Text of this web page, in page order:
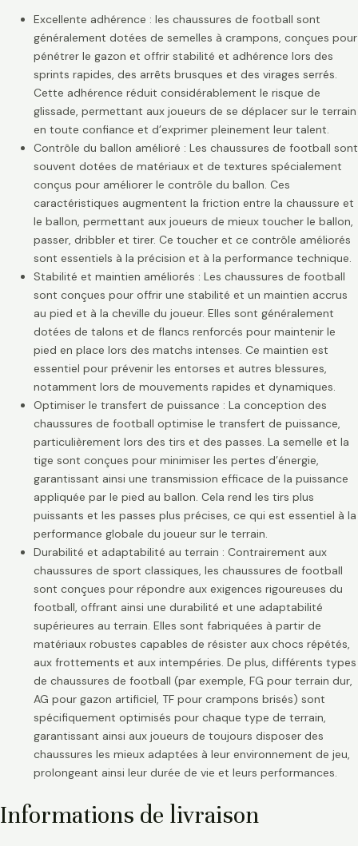
Excellente adhérence : les chaussures de football sont
généralement dotées de semelles à crampons, conçues pour
pénétrer le gazon et offrir stabilité et adhérence lors des
sprints rapides, des arrêts brusques et des virages serrés.
Cette adhérence réduit considérablement le risque de
glissade, permettant aux joueurs de se déplacer sur le terrain
en toute confiance et d’exprimer pleinement leur talent.
Contrôle du ballon amélioré : Les chaussures de football sont
souvent dotées de matériaux et de textures spécialement
conçus pour améliorer le contrôle du ballon. Ces
caractéristiques augmentent la friction entre la chaussure et
le ballon, permettant aux joueurs de mieux toucher le ballon,
passer, dribbler et tirer. Ce toucher et ce contrôle améliorés
sont essentiels à la précision et à la performance technique.
Stabilité et maintien améliorés : Les chaussures de football
sont conçues pour offrir une stabilité et un maintien accrus
au pied et à la cheville du joueur. Elles sont généralement
dotées de talons et de flancs renforcés pour maintenir le
pied en place lors des matchs intenses. Ce maintien est
essentiel pour prévenir les entorses et autres blessures,
notamment lors de mouvements rapides et dynamiques.
Optimiser le transfert de puissance : La conception des
chaussures de football optimise le transfert de puissance,
particulièrement lors des tirs et des passes. La semelle et la
tige sont conçues pour minimiser les pertes d’énergie,
garantissant ainsi une transmission efficace de la puissance
appliquée par le pied au ballon. Cela rend les tirs plus
puissants et les passes plus précises, ce qui est essentiel à la
performance globale du joueur sur le terrain.
Durabilité et adaptabilité au terrain : Contrairement aux
chaussures de sport classiques, les chaussures de football
sont conçues pour répondre aux exigences rigoureuses du
football, offrant ainsi une durabilité et une adaptabilité
supérieures au terrain. Elles sont fabriquées à partir de
matériaux robustes capables de résister aux chocs répétés,
aux frottements et aux intempéries. De plus, différents types
de chaussures de football (par exemple, FG pour terrain dur,
AG pour gazon artificiel, TF pour crampons brisés) sont
spécifiquement optimisés pour chaque type de terrain,
garantissant ainsi aux joueurs de toujours disposer des
chaussures les mieux adaptées à leur environnement de jeu,
prolongeant ainsi leur durée de vie et leurs performances.
Informations de livraison